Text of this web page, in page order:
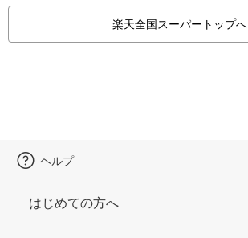
楽天全国スーパートップへ
ヘルプ
はじめての方へ